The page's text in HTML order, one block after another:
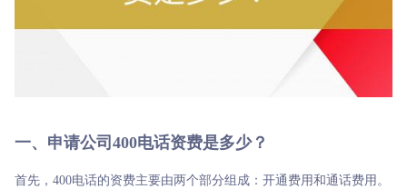
一、申请公司400电话资费是多少？
首先，400电话的资费主要由两个部分组成：开通费用和通话费用。